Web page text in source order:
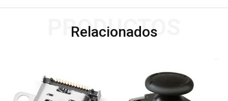
Relacionados
PRODUCTOS